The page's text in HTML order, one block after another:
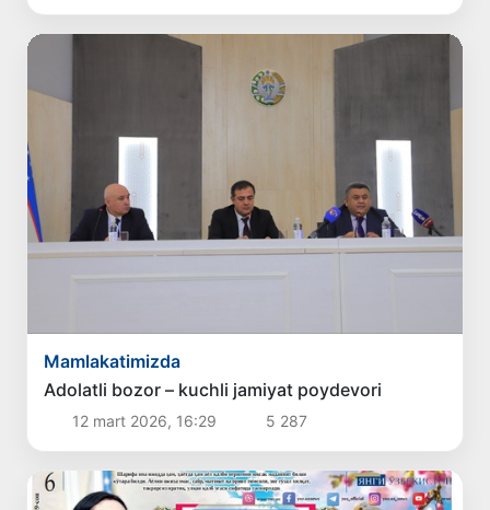
Mamlakatimizda
Adolatli bozor – kuchli jamiyat poydevori
12 mart 2026, 16:29 5 287